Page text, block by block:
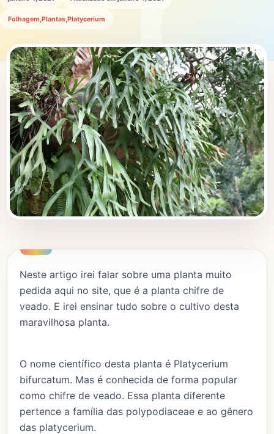
Folhagem Plantas Platycerium
Neste artigo irei falar sobre uma planta muito
pedida aqui no site, que é a planta chifre de
veado. E irei ensinar tudo sobre o cultivo desta
maravilhosa planta.
O nome científico desta planta é Platycerium
bifurcatum. Mas é conhecida de forma popular
como chifre de veado. Essa planta diferente
pertence a família das polypodiaceae e ao gênero
das platycerium.